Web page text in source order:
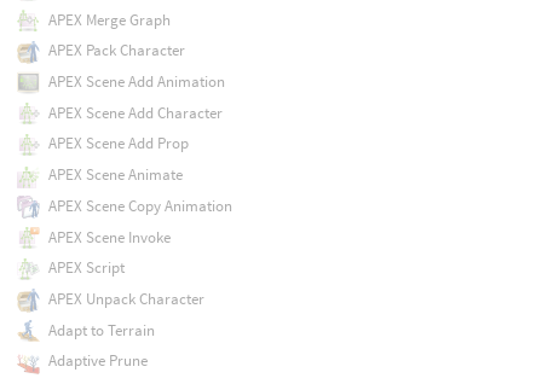
APEX Merge Graph
APEX Pack Character
APEX Scene Add Animation
APEX Scene Add Character
APEX Scene Add Prop
APEX Scene Animate
APEX Scene Copy Animation
APEX Scene Invoke
APEX Script
APEX Unpack Character
Adapt to Terrain
Adaptive Prune